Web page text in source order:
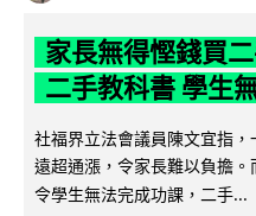
家長無得慳錢買
二手教科書 學生
社福界立法會議員陳文宜指
遠超通漲，令家長難以負擔。
令學生無法完成功課，二手...